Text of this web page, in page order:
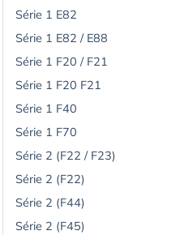
Série 1 E82
Série 1 E82 / E88
Série 1 F20 / F21
Série 1 F20 F21
Série 1 F40
Série 1 F70
Série 2 (F22 / F23)
Série 2 (F22)
Série 2 (F44)
Série 2 (F45)